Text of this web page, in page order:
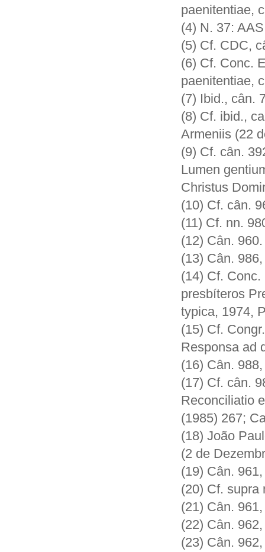
paenitentiae,
(4) N. 37:
(5) Cf. CDC,
(6) Cf. Conc.
paenitentiae,
(7) Ibid., cân.
(8) Cf. ibid.,
Armeniis (22
(9) Cf. cân.
Lumen
Christus
(10) Cf. cân.
(11) Cf. nn.
(12) Cân. 960.
(13) Cân.
(14) Cf.
presbíteros
typica, 1974,
(15) Cf.
Responsa ad
(16) Cân.
(17) Cf. cân.
Reconciliatio
(1985) 267;
(18) João
(2 de
(19) Cân.
(20) Cf. supra
(21) Cân.
(22) Cân.
(23) Cân.